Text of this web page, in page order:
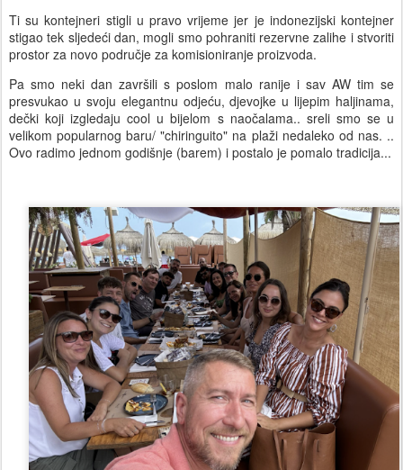
Ti su kontejneri stigli u pravo vrijeme jer je indonezijski kontejner
stigao tek sljedeći dan, mogli smo pohraniti rezervne zalihe i stvoriti
prostor za novo područje za komisioniranje proizvoda.
Pa smo neki dan završili s poslom malo ranije i sav AW tim se
presvukao u svoju elegantnu odjeću, djevojke u lijepim haljinama,
dečki koji izgledaju cool u bijelom s naočalama.. sreli smo se u
velikom popularnog baru/ "chiringuito" na plaži nedaleko od nas. ..
Ovo radimo jednom godišnje (barem) i postalo je pomalo tradicija...